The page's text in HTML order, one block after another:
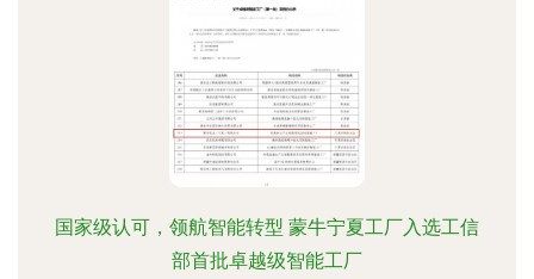
国家级认可，领航智能转型 蒙牛宁夏工厂入选工信
部首批卓越级智能工厂